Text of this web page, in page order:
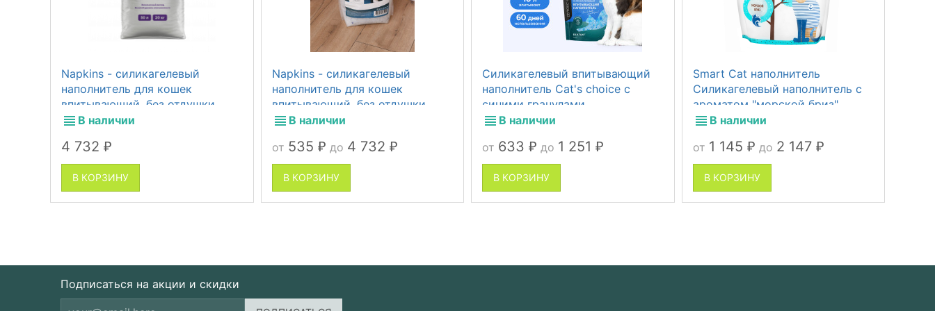
Napkins - силикагелевый
наполнитель для кошек
впитывающий, без отдушки,
морозная свежесть
В наличии
4 732 ₽
В КОРЗИНУ
Napkins - силикагелевый
наполнитель для кошек
впитывающий, без отдушки,
альпийская свежесть
В наличии
от 535 ₽ до 4 732 ₽
В КОРЗИНУ
Силикагелевый впитывающий
наполнитель Cat's choice с
синими гранулами
В наличии
от 633 ₽ до 1 251 ₽
В КОРЗИНУ
Smart Cat наполнитель
Силикагелевый наполнитель с
ароматом "морской бриз"
В наличии
от 1 145 ₽ до 2 147 ₽
В КОРЗИНУ
Подписаться на акции и скидки